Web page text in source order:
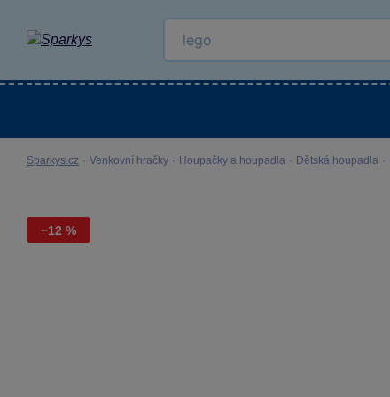
Sparkys.cz · Venkovní hračky · Houpačky a houpadla · Dětská houpadla ·
−12 %